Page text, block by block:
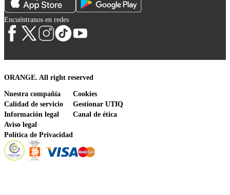
Encuéntranos en redes
ORANGE. All right reserved
Nuestra compañía
Calidad de servicio
Información legal
Aviso legal
Política de Privacidad
Cookies
Gestionar UTIQ
Canal de ética